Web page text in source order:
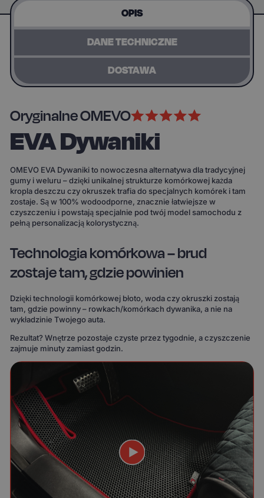
OPIS
DANE TECHNICZNE
DOSTAWA
Oryginalne OMEVO
EVA Dywaniki
OMEVO EVA Dywaniki to nowoczesna alternatywa dla tradycyjnej
gumy i weluru – dzięki unikalnej strukturze komórkowej każda
kropla deszczu czy okruszek trafia do specjalnych komórek i tam
zostaje. Są w 100% wodoodporne, znacznie łatwiejsze w
czyszczeniu i powstają specjalnie pod twój model samochodu z
pełną personalizacją kolorystyczną.
Technologia komórkowa – brud
zostaje tam, gdzie powinien
Dzięki technologii komórkowej błoto, woda czy okruszki zostają
tam, gdzie powinny – rowkach/komórkach dywanika, a nie na
wykładzinie Twojego auta.
Rezultat? Wnętrze pozostaje czyste przez tygodnie, a czyszczenie
zajmuje minuty zamiast godzin.